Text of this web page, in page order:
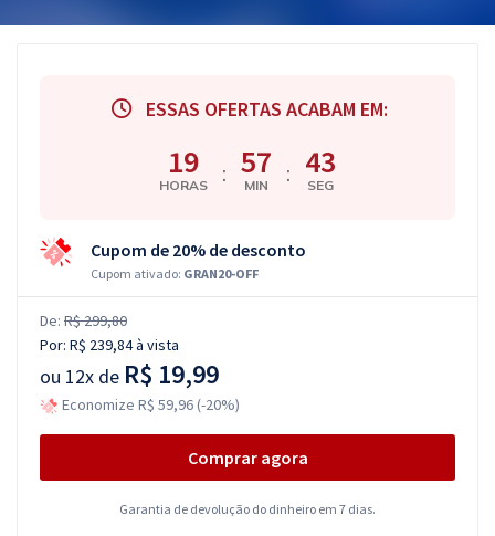
ESSAS OFERTAS ACABAM EM:
19
HORAS : 57
MIN : 42
SEG
Cupom de 20% de desconto
Cupom ativado: GRAN20-OFF
De: R$ 299,80
Por: R$ 239,84à vista
ou 12x de R$ 19,99
Economize R$ 59,96 (-20%)
Comprar agora
Garantia de devolução do dinheiro em 7 dias.